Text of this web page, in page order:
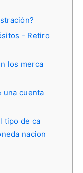
- Retiro
los merca
una cuenta
tipo de ca
nacion